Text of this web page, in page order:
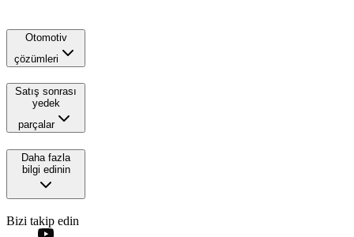
Otomotiv
çözümleri
Satış sonrası
yedek
parçalar
Daha fazla
bilgi edinin
Bizi takip edin